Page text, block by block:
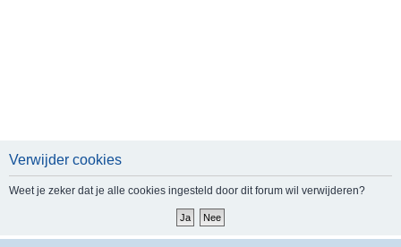
Verwijder cookies
Weet je zeker dat je alle cookies ingesteld door dit forum wil verwijderen?